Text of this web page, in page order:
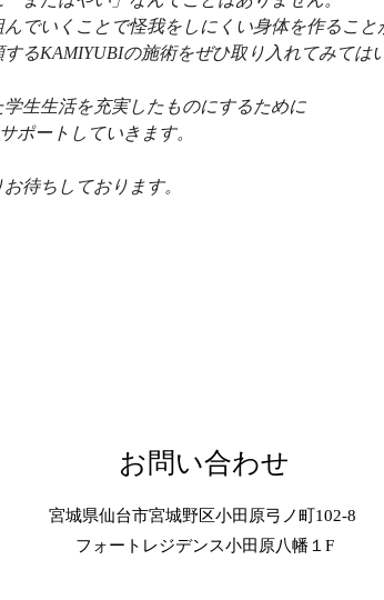
でいくことで怪我をしにくい身体を作ること
るKAMIYUBIの施術をぜひ取り入れてみては
学生生活を充実したものにするために
ポートしていきます。
待ちしております。
お問い合わせ
​宮城県仙台市宮城野区小田原弓ノ町102-8
​フォートレジデンス小田原八幡１F